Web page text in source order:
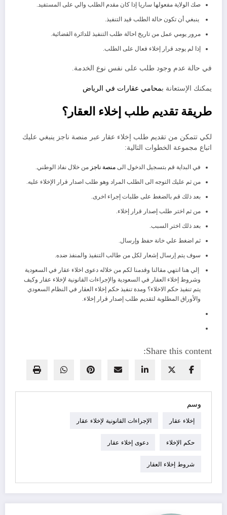
صك الولاية مفعولها ساريا إذا كان مقدم الطلب والي على المستفيد.
ينبغي أن تكون حالة الطلب قيد التنفيذ.
مرور يومي عمل من تاريخ احالة طلب التنفيذ للدائرة القضائية.
إذا لم يوجد قرار إخلاء فعال على الطلب.
في حالة عدم وجود طلب على نفس نوع الخدمة.
يمكنك الإستعانة بمحامي عقارات في الرياض
طريقة تقديم طلب إخلاء العقار؟
لكي تتمكن من تقديم طلب إخلاء عقار عبر منصة ناجز ينبغي عليك
اتباع مجموعة الخطوات التالية:
في البداية قم بتسجيل الدخول الى منصة ناجز من خلال نفاذ الوطني.
من ثم عليك التوجه الى الطلب المراد وهو طلب اصدار قرار الإخلاء عليه.
بعد ذلك قم بالضغط على طلبات إجراء اخرى.
من ثم اختر طلب إصدار قرار إخلاء.
بعد ذلك اختر السبب.
ثم اضغط علي خانة حفظ وإرسال.
سوف يتم إرسال إشعار لكل من طالب التنفيذ والمنفذ ضده.
إلي هنا انتهي مقالنا وقدمنا لكم من خلاله دعوى اخلاء عقار في السعودية
وشروط إخلاء العقار في السعودية والإجراءات القانونية لإخلاء عقار وكيف
يتم تنفيذ حكم الاخلاء؟ ومدة تنفيذ حكم إخلاء العقار في النظام السعودي
والأوراق المطلوبة لتقديم طلب إصدار قرار إخلاء.
Share this content:
وسم
إخلاء عقار الإجراءات القانونية لإخلاء عقار
حكم الإخلاء دعوى إخلاء عقار
شروط إخلاء العقار